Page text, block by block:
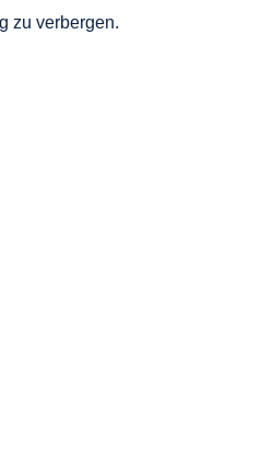
zu verbergen.